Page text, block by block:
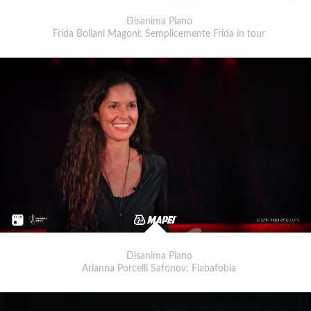
Disanima Piano
Frida Bollani Magoni: Semplicemente Frida in tour
Disanima Piano
Arianna Porcelli Safonov: Fiabafobia